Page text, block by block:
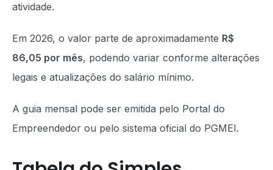
atividade.
Em 2026, o valor parte de aproximadamente R$
86,05 por mês, podendo variar conforme alterações
legais e atualizações do salário mínimo.
A guia mensal pode ser emitida pelo Portal do
Empreendedor ou pelo sistema oficial do PGMEI.